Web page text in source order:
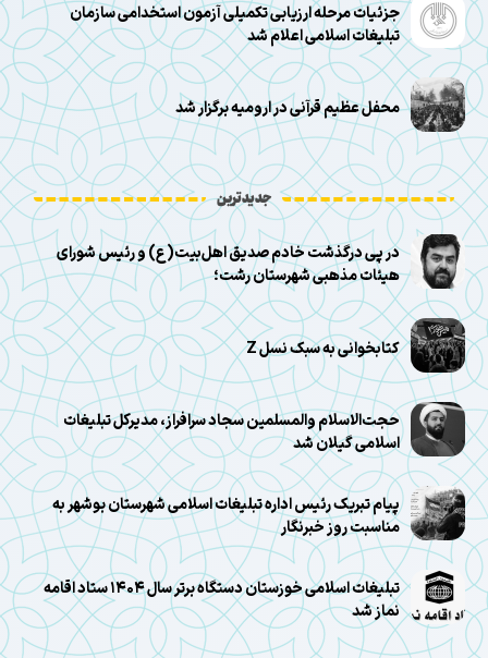
جزئیات مرحله ارزیابی تکمیلی آزمون استخدامی سازمان
تبلیغات اسلامی اعلام شد
محفل عظیم قرآنی در ارومیه برگزار شد
جدیدترین
در پی درگذشت خادم صدیق اهل‌بیت(ع) و رئیس شورای
هیئات مذهبی شهرستان رشت؛
کتابخوانی به سبک نسل Z
حجت‌الاسلام والمسلمین سجاد سرافراز، مدیرکل تبلیغات
اسلامی گیلان شد
پیام تبریک رئیس اداره تبلیغات اسلامی شهرستان بوشهر به
مناسبت روز خبرنگار
تبلیغات اسلامی خوزستان دستگاه برتر سال ۱۴۰۴ ستاد اقامه
نماز شد